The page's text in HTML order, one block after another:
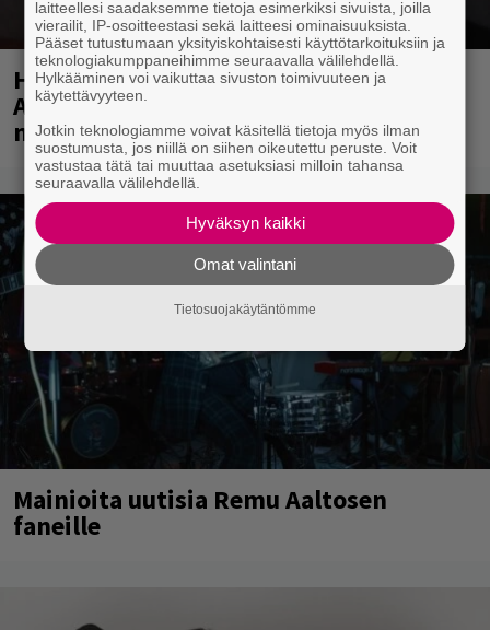
Huomenna se ilmestyy – CMX:stä tutun
A.W. Yrjänän uutuusalbumi om
mammuttimainen kokonaisuus
Mainioita uutisia Remu Aaltosen
faneille
laitteellesi saadaksemme tietoja esimerkiksi sivuista, joilla
vierailit, IP-osoitteestasi sekä laitteesi ominaisuuksista.
Pääset tutustumaan yksityiskohtaisesti käyttötarkoituksiin ja
teknologiakumppaneihimme seuraavalla välilehdellä.
Hylkääminen voi vaikuttaa sivuston toimivuuteen ja
käytettävyyteen.
Jotkin teknologiamme voivat käsitellä tietoja myös ilman
suostumusta, jos niillä on siihen oikeutettu peruste. Voit
vastustaa tätä tai muuttaa asetuksiasi milloin tahansa
seuraavalla välilehdellä.
Hyväksyn kaikki
Omat valintani
Tietosuojakäytäntömme